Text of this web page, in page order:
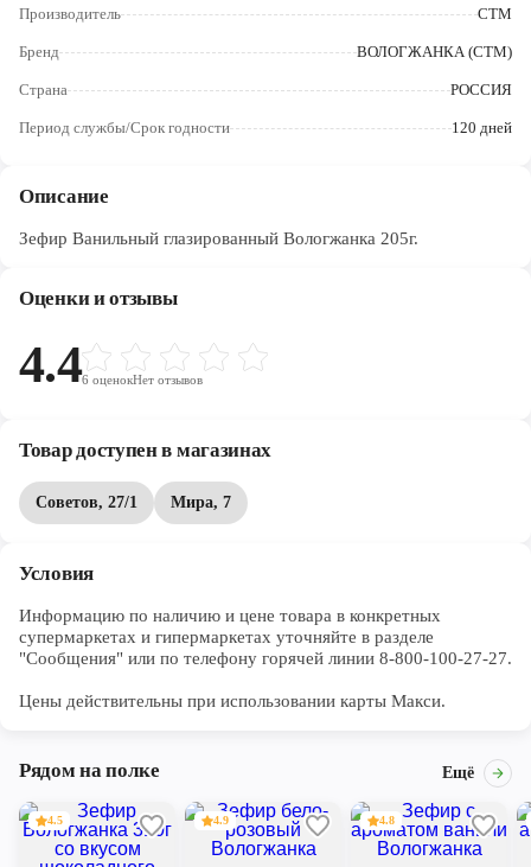
Производитель СТМ
Бренд ВОЛОГЖАНКА (СТМ)
Страна РОССИЯ
Период службы/Срок годности 120 дней
Описание
Зефир Ванильный глазированный Вологжанка 205г.
Оценки и отзывы
4.46 оценокНет отзывов
Товар доступен в магазинах
Советов, 27/1 Мира, 7
Условия
Информацию по наличию и цене товара в конкретных
супермаркетах и гипермаркетах уточняйте в разделе
"Сообщения" или по телефону горячей линии 8-800-100-27-27.
Цены действительны при использовании карты Макси.
Рядом на полке Ещё
4.5 4.9 4.8